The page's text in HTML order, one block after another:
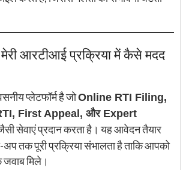
आरटीआई प्रक्रिया में कैसे मदद
प्लेटफॉर्म है जोOnline RTI Filing,
First Appeal, और Expert
सेवाएं प्रदान करता है। यह आवेदन तैयार
तक पूरी प्रक्रिया संभालता है ताकि आपको
मिले।